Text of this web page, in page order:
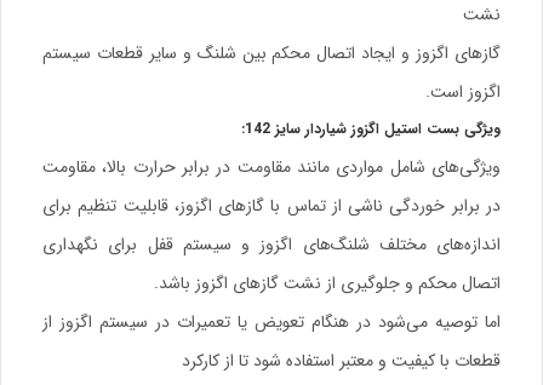
نشت
گازهای اگزوز و ایجاد اتصال محکم بین شلنگ و سایر قطعات سیستم
اگزوز است.
ویژگی بست استیل اگزوز شیاردار سایز 142:
ویژگی‌های شامل مواردی مانند مقاومت در برابر حرارت بالا، مقاومت
در برابر خوردگی ناشی از تماس با گازهای اگزوز، قابلیت تنظیم برای
اندازه‌های مختلف شلنگ‌های اگزوز و سیستم قفل برای نگهداری
اتصال محکم و جلوگیری از نشت گازهای اگزوز باشد.
اما توصیه می‌شود در هنگام تعویض یا تعمیرات در سیستم اگزوز از
قطعات با کیفیت و معتبر استفاده شود تا از کارکرد